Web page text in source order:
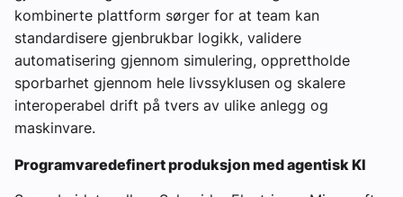
kombinerte plattform sørger for at team kan
standardisere gjenbrukbar logikk, validere
automatisering gjennom simulering, opprettholde
sporbarhet gjennom hele livssyklusen og skalere
interoperabel drift på tvers av ulike anlegg og
maskinvare.
Programvaredefinert produksjon med agentisk KI